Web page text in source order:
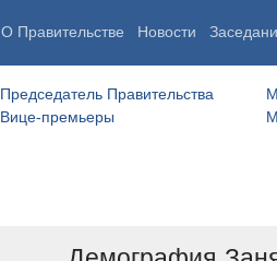
О Правительстве Новости
Председатель Правительства
Вице-премьеры